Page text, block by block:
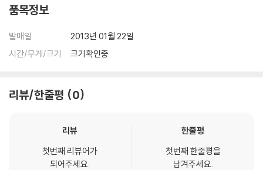
품목정보
발매일
2013년 01월 22일
시간/무게/크기
크기확인중
리뷰/한줄평 0
리뷰
첫번째 리뷰어가
되어주세요.
한줄평
첫번째 한줄평을
남겨주세요.